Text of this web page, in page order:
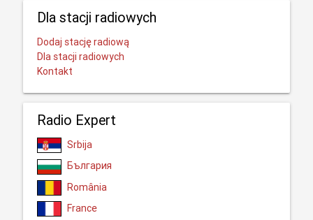
Dla stacji radiowych
Dodaj stację radiową
Dla stacji radiowych
Kontakt
Radio Expert
Srbija
България
România
France